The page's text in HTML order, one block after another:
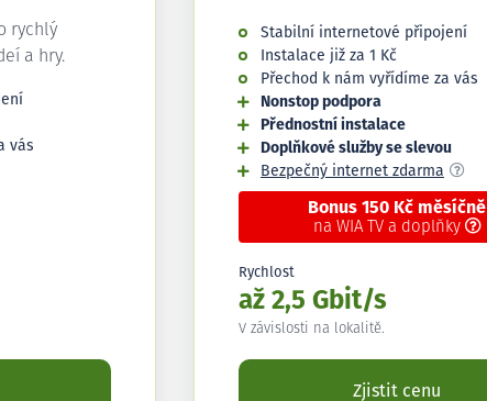
rychlý
a hry.
vás
Stabilní internetové připojení
Instalace již za 1 Kč
Přechod k nám vyřídíme za vás
Nonstop podpora
Přednostní instalace
Doplňkové služby se slevou
Bezpečný internet zdarma
Bonus 150 Kč měsíčně
na WIA TV a doplňky
Rychlost
až 2,5 Gbit/s
V závislosti na lokalitě.
Zjistit cenu